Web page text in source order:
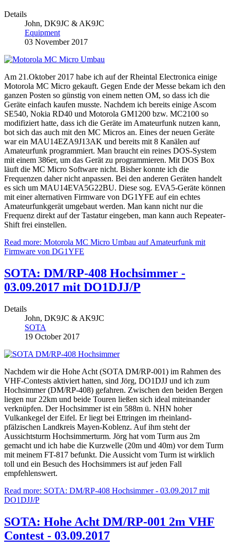
Details
John, DK9JC & AK9JC
Equipment
03 November 2017
Am 21.Oktober 2017 habe ich auf der Rheintal Electronica einige
Motorola MC Micro gekauft. Gegen Ende der Messe bekam ich den
ganzen Posten so günstig von einem netten OM, so dass ich die
Geräte einfach kaufen musste. Nachdem ich bereits einige Ascom
SE540, Nokia RD40 und Motorola GM1200 bzw. MC2100 so
modifiziert hatte, dass ich die Geräte im Amateurfunk nutzen kann,
bot sich das auch mit den MC Micros an. Eines der neuen Geräte
war ein MAU14EZA9J13AK und bereits mit 8 Kanälen auf
Amateurfunk programmiert. Man braucht ein reines DOS-System
mit einem 386er, um das Gerät zu programmieren. Mit DOS Box
läuft die MC Micro Software nicht. Bisher konnte ich die
Frequenzen daher nicht anpassen. Bei den anderen Geräten handelt
es sich um MAU14EVA5G22BU. Diese sog. EVA5-Geräte können
mit einer alternativen Firmware von DG1YFE auf ein echtes
Amateurfunkgerät umgebaut werden. Man kann nicht nur die
Frequenz direkt auf der Tastatur eingeben, man kann auch Repeater-
Shift frei einstellen.
Read more: Motorola MC Micro Umbau auf Amateurfunk mit
Firmware von DG1YFE
SOTA: DM/RP-408 Hochsimmer -
03.09.2017 mit DO1DJJ/P
Details
John, DK9JC & AK9JC
SOTA
19 October 2017
Nachdem wir die Hohe Acht (SOTA DM/RP-001) im Rahmen des
VHF-Contests aktiviert hatten, sind Jörg, DO1DJJ und ich zum
Hochsimmer (DM/RP-408) gefahren. Zwischen den beiden Bergen
liegen nur 22km und beide Touren ließen sich ideal miteinander
verknüpfen. Der Hochsimmer ist ein 588m ü. NHN hoher
Vulkankegel der Eifel. Er liegt bei Ettringen im rheinland-
pfälzischen Landkreis Mayen-Koblenz. Auf ihm steht der
Aussichtsturm Hochsimmerturm. Jörg hat vom Turm aus 2m
gemacht und ich habe die Kurzwelle (20m und 40m) vor dem Turm
mit meinem FT-817 befunkt. Die Aussicht vom Turm ist wirklich
toll und ein Besuch des Hochsimmers ist auf jeden Fall
empfehlenswert.
Read more: SOTA: DM/RP-408 Hochsimmer - 03.09.2017 mit
DO1DJJ/P
SOTA: Hohe Acht DM/RP-001 2m VHF
Contest - 03.09.2017